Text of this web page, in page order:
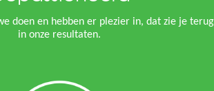
doen en hebben er plezier in, dat zie je terug
in onze resultaten.